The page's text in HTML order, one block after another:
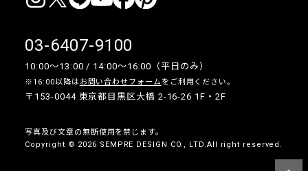
03-6407-9100
10:00〜13:00 / 14:00〜16:00（平日のみ）
※16:00以降は お問い合わせフォームをご利用ください。
〒153-0044 東京都目黒区大橋 2-16-26 1F・2F
写真及び文章の無断使用を禁じます。
Copyright © 2026 SEMPRE DESIGN CO., LTD.All right reserved.